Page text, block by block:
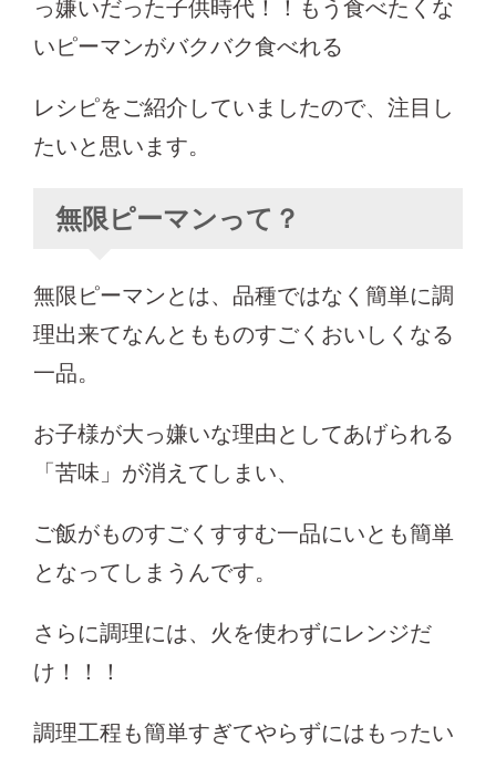
っ嫌いだった子供時代！！もう食べたくな
いピーマンがバクバク食べれる
レシピをご紹介していましたので、注目し
たいと思います。
無限ピーマンって？
無限ピーマンとは、品種ではなく簡単に調
理出来てなんともものすごくおいしくなる
一品。
お子様が大っ嫌いな理由としてあげられる
「苦味」が消えてしまい、
ご飯がものすごくすすむ一品にいとも簡単
となってしまうんです。
さらに調理には、火を使わずにレンジだ
け！！！
調理工程も簡単すぎてやらずにはもったい